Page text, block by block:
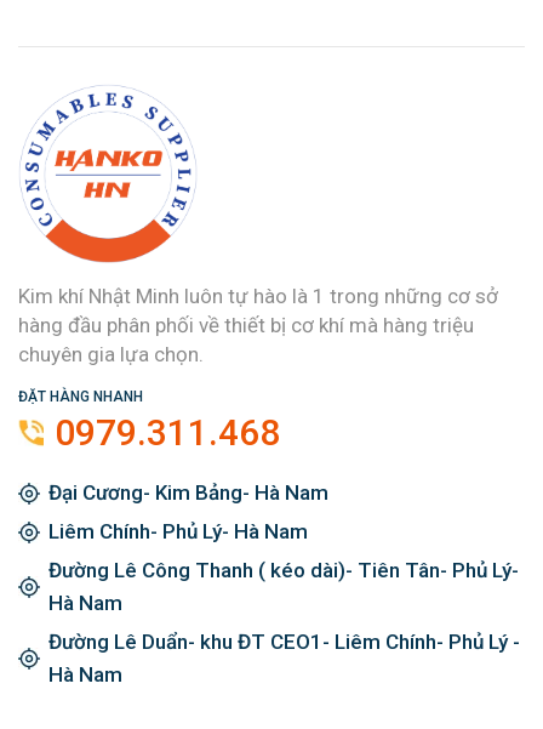
Kim khí Nhật Minh luôn tự hào là 1 trong những cơ sở
hàng đầu phân phối về thiết bị cơ khí mà hàng triệu
chuyên gia lựa chọn.
ĐẶT HÀNG NHANH
0979.311.468
Đại Cương- Kim Bảng- Hà Nam
Liêm Chính- Phủ Lý- Hà Nam
Đường Lê Công Thanh ( kéo dài)- Tiên Tân- Phủ Lý-
Hà Nam
Đường Lê Duẩn- khu ĐT CEO1- Liêm Chính- Phủ Lý -
Hà Nam